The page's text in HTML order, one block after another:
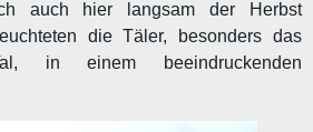
auch hier langsam der Herbst
die Täler, besonders das
in einem beeindruckenden